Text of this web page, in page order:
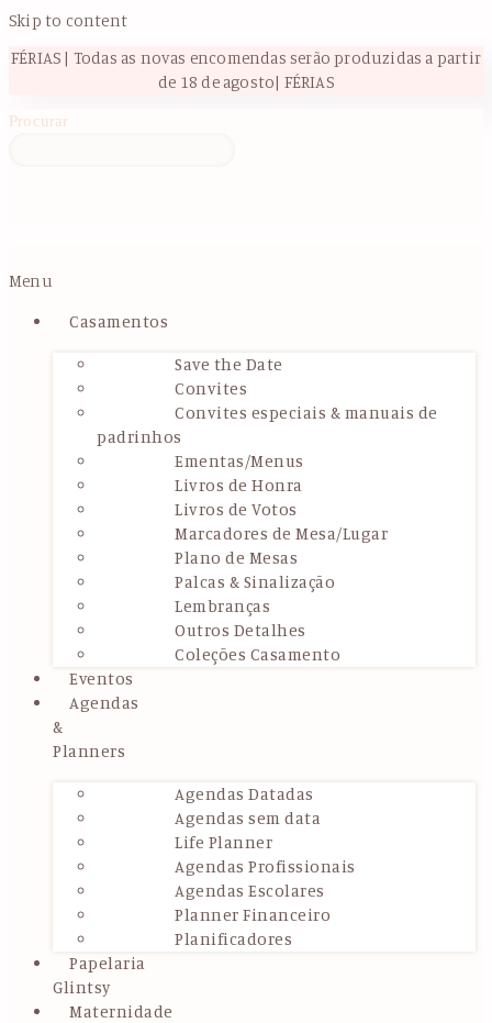
Skip to content
FÉRIAS | Todas as novas encomendas serão produzidas a partir
de 18 de agosto| FÉRIAS
Procurar
Menu
Casamentos
Save the Date
Convites
Convites especiais & manuais de
padrinhos
Ementas/Menus
Livros de Honra
Livros de Votos
Marcadores de Mesa/Lugar
Plano de Mesas
Palcas & Sinalização
Lembranças
Outros Detalhes
Coleções Casamento
Eventos
Agendas
&
Planners
Agendas Datadas
Agendas sem data
Life Planner
Agendas Profissionais
Agendas Escolares
Planner Financeiro
Planificadores
Papelaria
Glintsy
Maternidade